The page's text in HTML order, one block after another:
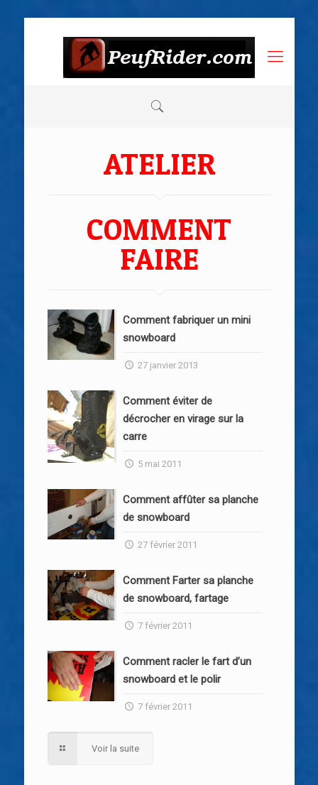
ATELIER
COMMENT
FAIRE
Comment fabriquer un mini
snowboard
27 janvier 2013
Comment éviter de
décrocher en virage sur la
carre
5 mai 2011
Comment affûter sa planche
de snowboard
27 février 2011
Comment Farter sa planche
de snowboard, fartage
7 février 2011
Comment racler le fart d’un
snowboard et le polir
7 février 2011
Voir la suite